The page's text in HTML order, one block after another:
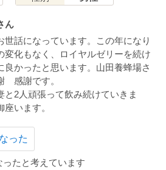
ん
世話になっています。この年になり
変化もなく、ロイヤルゼリーを続け
良かったと思います。山田養蜂場さ
感謝です。
と2人頑張って飲み続けていきま
います。
った
たと考えています